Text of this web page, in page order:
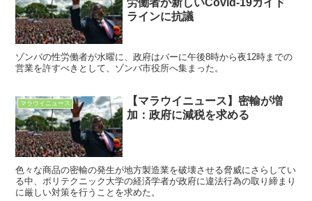
ラインに抗議
ゾンバの性労働者が水曜に、政府はバーに午後8時から夜12時までの
営業を許すべきとして、ゾンバ市役所へ集まった。
マラウイニュース
【マラウイニュース】密輸が増
加：政府に減税を求める
色々な商品の密輸の発生が地方製造業を破壊させる脅威にさらしてい
る中、ポリテクニック大学の経済学者が政府に違法行為の取り締まり
に厳しい対策を行うことを求めた。